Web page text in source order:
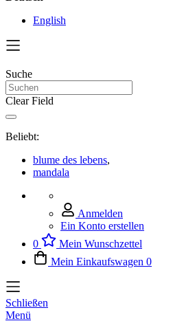
English
Suche
Clear Field
Beliebt:
blume des lebens,
mandala
Anmelden
Ein Konto erstellen
0
Mein Wunschzettel
Mein Einkaufswagen 0
Schließen
Menü